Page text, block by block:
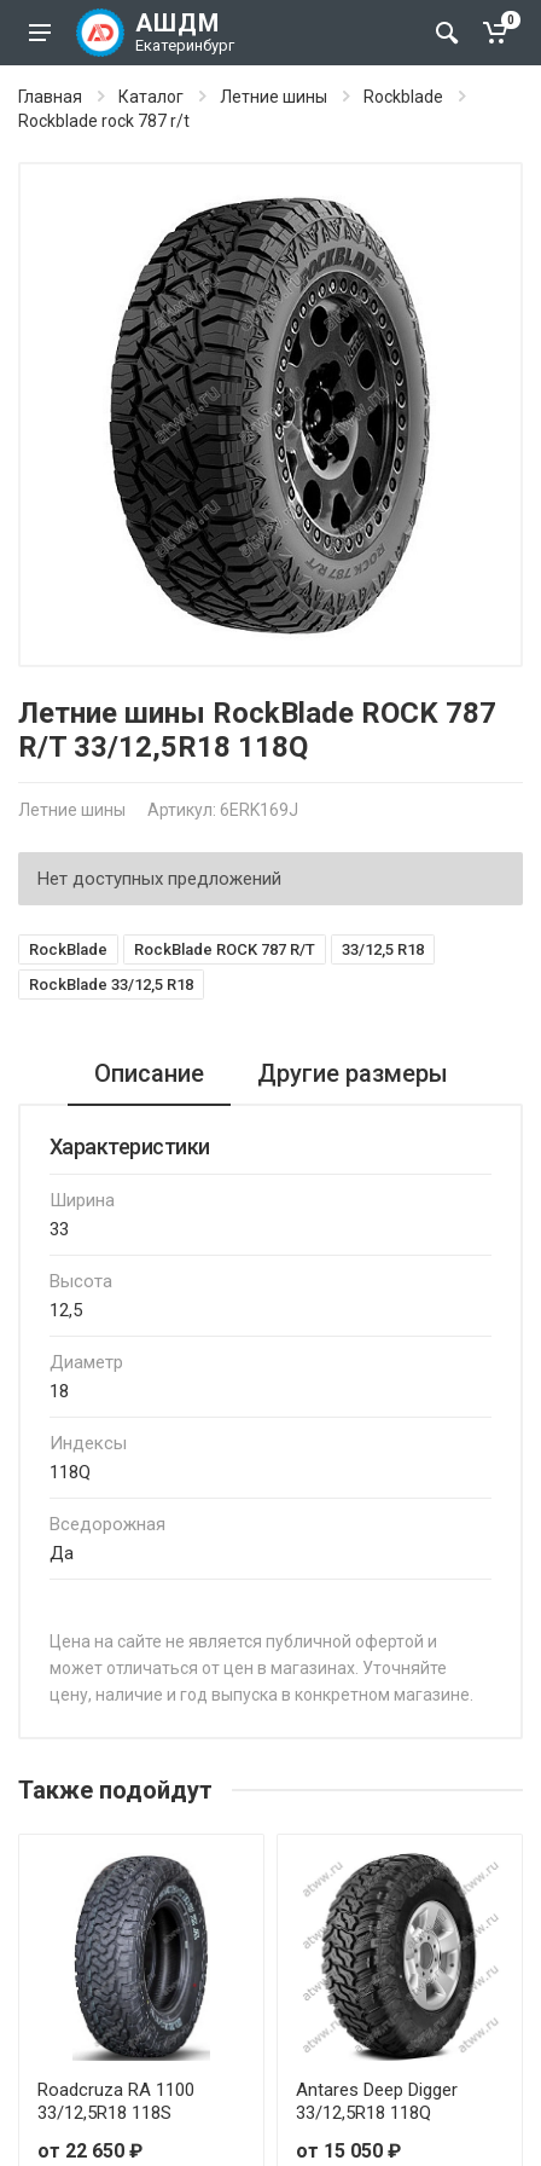
АШДМ
Екатеринбург
0
Главная Каталог Летние шины
Rockblade
Rockblade rock 787 r/t
Летние шины RockBlade ROCK 787
R/T 33/12,5R18 118Q
Летние шины Артикул: 6ERK169J
Нет доступных предложений
RockBlade RockBlade ROCK 787 R/T
33/12,5 R18
RockBlade 33/12,5 R18
Описание Другие размеры
Характеристики
Ширина
33
Высота
12,5
Диаметр
18
Индексы
118Q
Вседорожная
Да
Цена на сайте не является публичной офертой и
может отличаться от цен в магазинах. Уточняйте
цену, наличие и год выпуска в конкретном магазине.
RockBlade ROCK 787 R/T 35/12,5R20 121Q
RockBlade ROCK 787 R/T 235/75R15 109Q
RockBlade ROCK 787 R/T 245/75R16 111Q
RockBlade ROCK 787 R/T 245/75R16 120/116Q
RockBlade ROCK 787 R/T 255/70R16 111Q
RockBlade ROCK 787 R/T 265/60R18 114Q
Также подойдут
Roadcruza RA 1100
33/12,5R18 118S
от 22 650 ₽
Antares Deep Digger
33/12,5R18 118Q
от 15 050 ₽